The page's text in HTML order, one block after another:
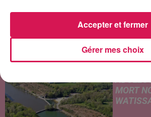
Un temps
et
secteurs
des
d'averses
MORT
Gérer mes choix
Accepter et fermer